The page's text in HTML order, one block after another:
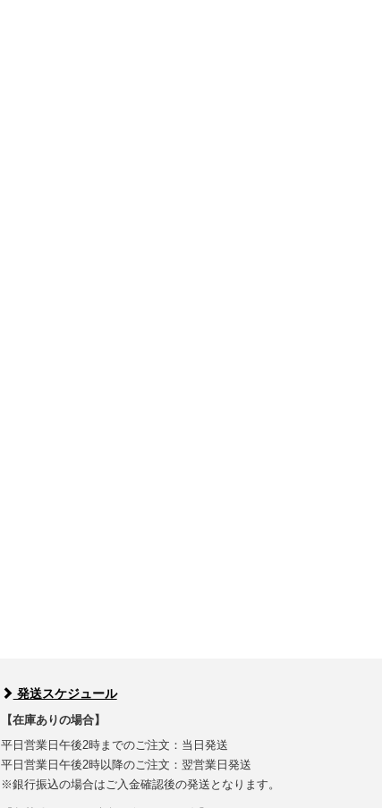
発送スケジュール
【在庫ありの場合】
平日営業日午後2時までのご注文：当日発送
平日営業日午後2時以降のご注文：翌営業日発送
※銀行振込の場合はご入金確認後の発送となります。